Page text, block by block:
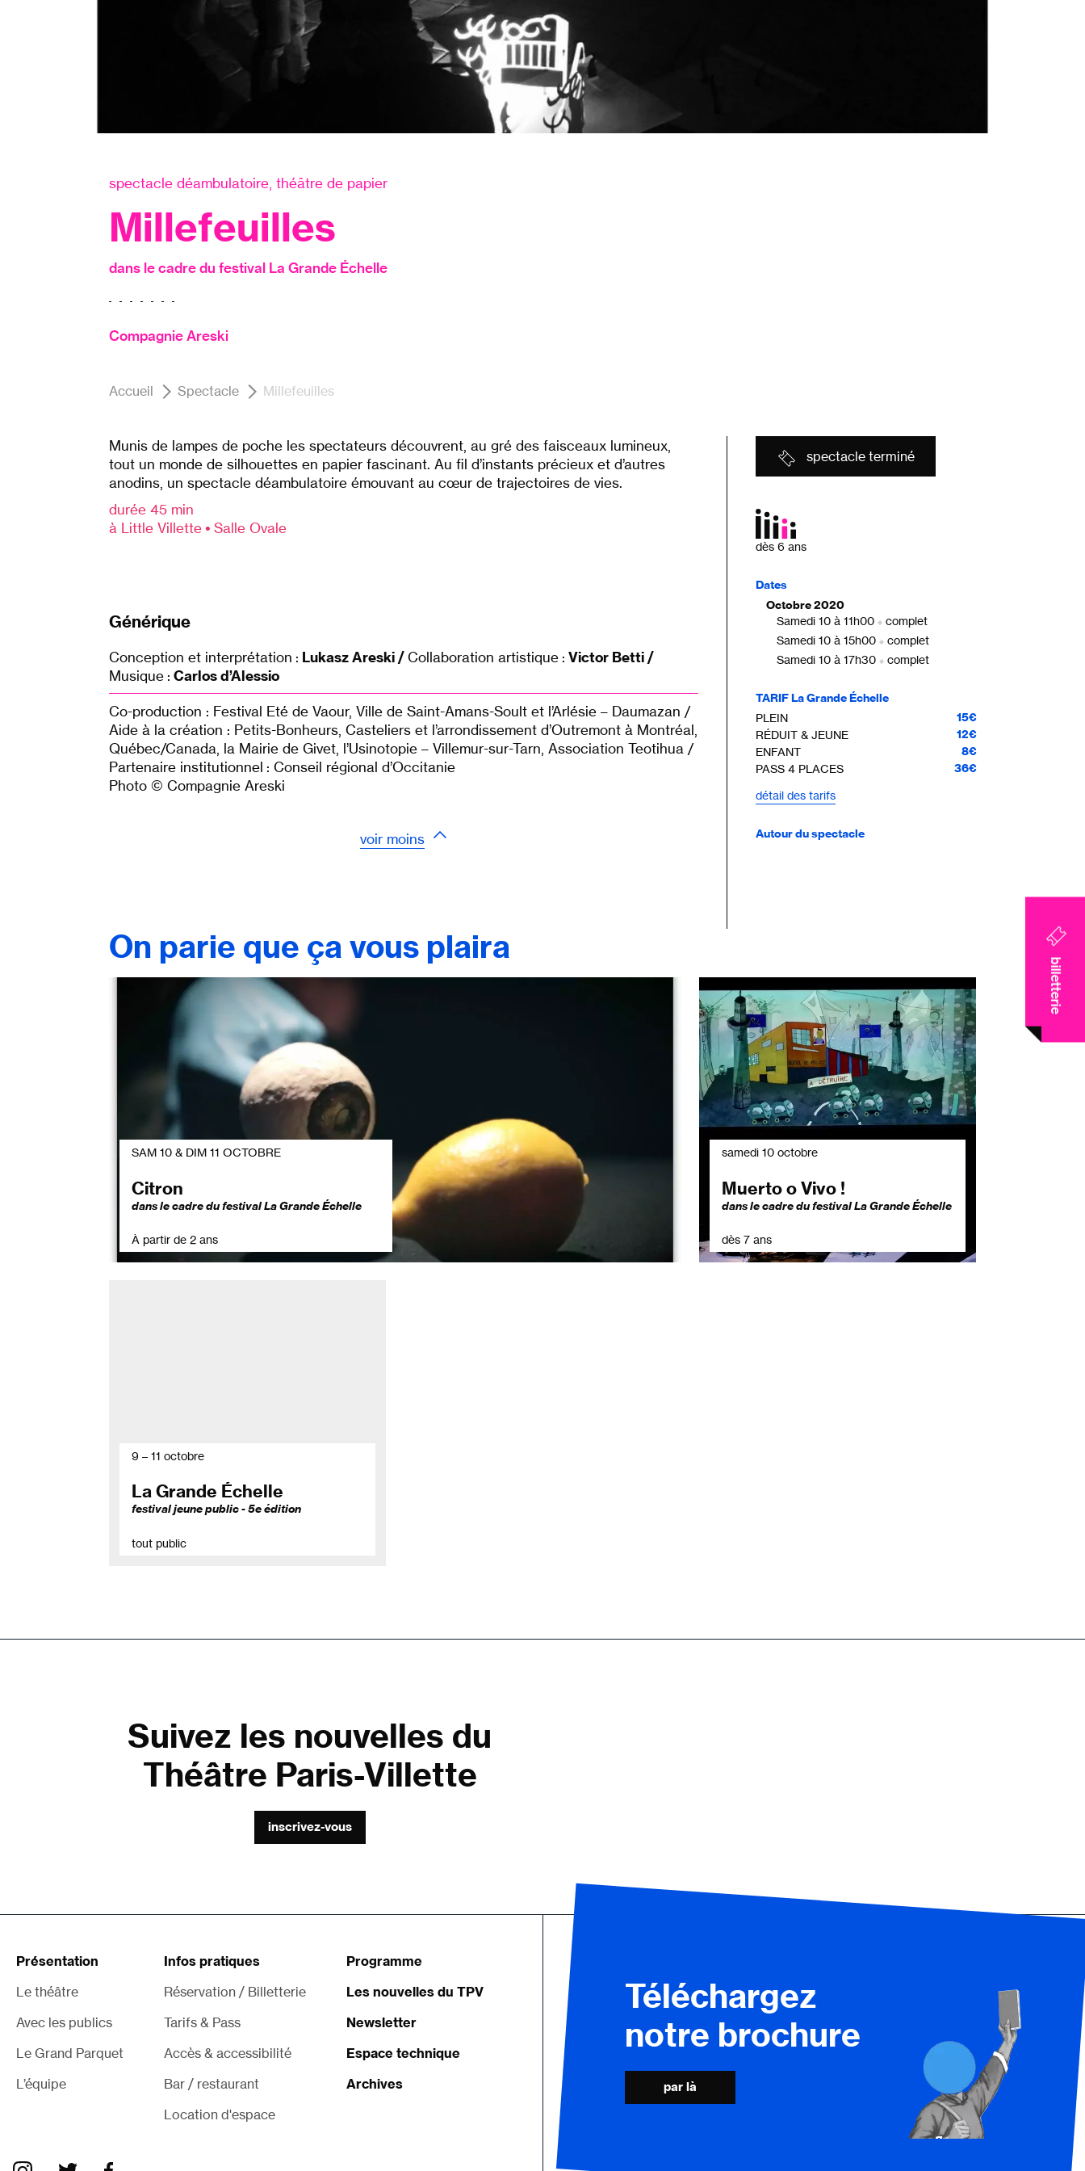
billetterie
spectacle déambulatoire, théâtre de papier
Millefeuilles
dans le cadre du festival La Grande Échelle
Compagnie Areski
Accueil Spectacle Millefeuilles
Munis de lampes de poche les spectateurs découvrent, au gré des faisceaux lumineux,
tout un monde de silhouettes en papier fascinant. Au fil d’instants précieux et d’autres
anodins, un spectacle déambulatoire émouvant au cœur de trajectoires de vies.
durée 45 min
à Little Villette• Salle Ovale
Générique
Conception et interprétation : Lukasz Areski /Collaboration artistique : Victor Betti /
Musique : Carlos d’Alessio
Co-production : Festival Eté de Vaour, Ville de Saint-Amans-Soult et l’Arlésie – Daumazan /
Aide à la création : Petits-Bonheurs, Casteliers et l’arrondissement d’Outremont à Montréal,
Québec/Canada, la Mairie de Givet, l’Usinotopie – Villemur-sur-Tarn, Association Teotihua /
Partenaire institutionnel : Conseil régional d’Occitanie
Photo © Compagnie Areski
voir moins
spectacle terminé
dès 6 ans
Dates
Octobre 2020
Samedi 10 à 11h00 |complet
Samedi 10 à 15h00 |complet
Samedi 10 à 17h30 |complet
TARIF La Grande Échelle
PLEIN 15€
RÉDUIT & JEUNE 12€
ENFANT 8€
PASS 4 PLACES 36€
détail des tarifs
Autour du spectacle
On parie que ça vous plaira
SAM 10 & DIM 11 OCTOBRE
Citron
dans le cadre du festival La Grande Échelle
À partir de 2 ans
samedi 10 octobre
Muerto o Vivo !
dans le cadre du festival La Grande Échelle
dès 7 ans
9 – 11 octobre
La Grande Échelle
festival jeune public - 5e édition
tout public
Suivez les nouvelles du
Théâtre Paris-Villette
inscrivez-vous
Présentation
Le théâtre
Avec les publics
Le Grand Parquet
L’équipe
Infos pratiques
Réservation / Billetterie
Tarifs & Pass
Accès & accessibilité
Bar / restaurant
Location d'espace
Programme
Les nouvelles du TPV
Newsletter
Espace technique
Archives
Téléchargez
notre brochure
par là